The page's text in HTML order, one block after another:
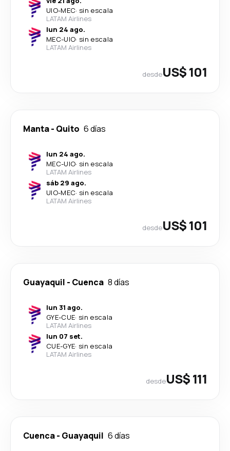
UIO-MEC· sin escala
LATAM Airlines
lun 24 ago.
MEC-UIO· sin escala
LATAM Airlines
desdeUS$ 101
Manta- Quito 6 días
lun 24 ago.
MEC-UIO· sin escala
LATAM Airlines
sáb 29 ago.
UIO-MEC· sin escala
LATAM Airlines
desdeUS$ 101
Guayaquil - Cuenca 8 días
lun 31 ago.
GYE-CUE· sin escala
LATAM Airlines
lun 07 set.
CUE-GYE· sin escala
LATAM Airlines
desdeUS$ 111
Cuenca- Guayaquil 6 días